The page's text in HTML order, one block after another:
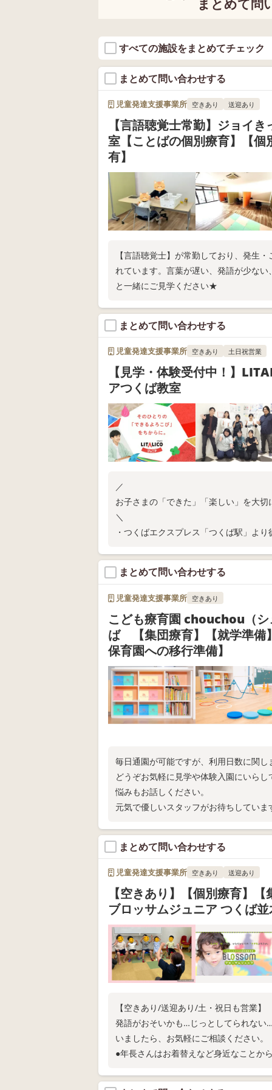
とを 楽しみに待っております😊 📷Instagramにて日頃の教室の様子を更
めました！中の人が日々を呟いて
🎶いつでも見学受付中🎶 ふくろう
7月1日 OPEN予定 📮305-0067 茨
6
に伴って 自然と消えていく（＝統
ゃあどうすれば消えるの？ につい
きますね💦 ふくろう広場IWAMOTOでは、 「原始反射の統合」に焦点をあ
てて療育を行っています。 理学療法士や作業療法士、言語聴覚士など
様々な専門資格を持った職員が、
日々考え実行しています！ 原始反射が気になる方はお気軽にご相談くださ
い☺️ ────────────────────
会は6月9日(月)15時30分から！ 次次
込みでのご来場も大歓迎！✨ Googleフォーム📝にて質問やお問い合わせ
を 受け付けております！ ▷https://
員一同皆様にお会いできることを 楽しみ
mにて日頃の教室の様子を更新し
m/fukurouhiroba2023/ 🎶いつでも見学受付中🎶 ふくろう広場IWAMOTO
つくば館野教室 2025年7月1日
野466-5 📞029-869-9036
って様々な恩恵が受けられるとてもいい機
ひ気になる方はお問い合わせく
学はいつでも受付中！ 次回の説明
は6月11日(水)15時30分からです！ 飛び込みでのご来場も大歓迎！✨ Goo
gleフォーム📝にて質問やお問い合
s://forms.gle/BtvnYoYWAQT9qMKp9 職員一同皆様にお会いできるこ
楽しみに待っております😊 📷Instagramにて日頃の教室の様子を更新して
おります✨ https://
も見学受付中🎶 ふくろう広場
OPEN予定 📮305-0067 茨城県つく
は馴染みが深く、 すっと理解できるのでは
に使われることば」のことです。 例えば、皆さんが凍った道の上を歩くと
します。 このとき「道が凍ってい
てゆっくり歩く」という考えが出ると思います。 こ
凍っているからゆっくり歩こう」と
トロールすることが必要です。 他にも、大勢の人の前で何かを発表すると
したら。 「緊張するけどゆっくり
させようとします。 このように「自分に語りかけ、自分の行動を コント
ロールしようとするときに使われる
といいます🧐 言語が未発達だったり、うまくことばを操れなかったりする
と この「調整することば」が上手に使えません。
上手に使えないと、例えば 緊張す
乱してパニックに陥ってしまった
集中できずに危ない状況になってしまったり😱 そうい
しまう可能性があります。 このような事態を避けるためにも 「ことば」
では 言語聴覚士のみなみ先生を中
悩みを抱えるお子さんに対して ど
え 療育に取り入れる活動を行っております💪 ぜひ興味を
ましたら お気軽にお問い合わせ
見学はいつでも受付中！ 次回の説
回は6月11日(水)15時30分です！ 飛び込みでのご来場も大歓迎！✨ Google
フォーム📝にて質問やお問い合わ
rms.gle/BtvnYoYWAQT9qMKp9 職員一同皆様にお会いできることを 楽し
みに待っております😊 📷Instagramにて日頃の教室の様子を更新しており
ます✨ https://www.instagram.com/
学受付中🎶 ふくろう広場
N予定 📮305-0067 茨城県つくば市
すべての施設をまとめてチェック
まとめて問い合わせする
児童発達支援事業所 空きあり 送迎あり
【言語聴覚士常勤】ジョイ
室【ことばの個別療育】【個
有】
【言語聴覚士】が常勤しており、発生
れています。言葉が遅い、発語が少な
と一緒にご見学ください★
まとめて問い合わせする
児童発達支援事業所 空きあり 土日祝営業
【見学・体験受付中！】
アつくば教室
／
お子さまの「できた」「楽しい」を大
＼
・つくばエクスプレス「つくば駅」より
・保育所等訪問支援
教室の空き状況や無料体験については、
まとめて問い合わせする
児童発達支援事業所 空きあり
こども療育園 chouchou（シ
ば 【集団療育】【就学準備
保育園への移行準備】
毎日通園が可能ですが、利用日数に関し
どうぞお気軽に見学や体験入園にいら
悩みもお話しください。
元気で優しいスタッフがお待ちしていま
まとめて問い合わせする
児童発達支援事業所 空きあり 送迎あり
【空きあり】【個別療育】
ブロッサムジュニア つくば
【空きあり/送迎あり/土・祝日も営業】
発語がおそいかも…じっとしてられない
いましたら、お気軽にご相談ください
●年長さんはお着替えなど身近なこと